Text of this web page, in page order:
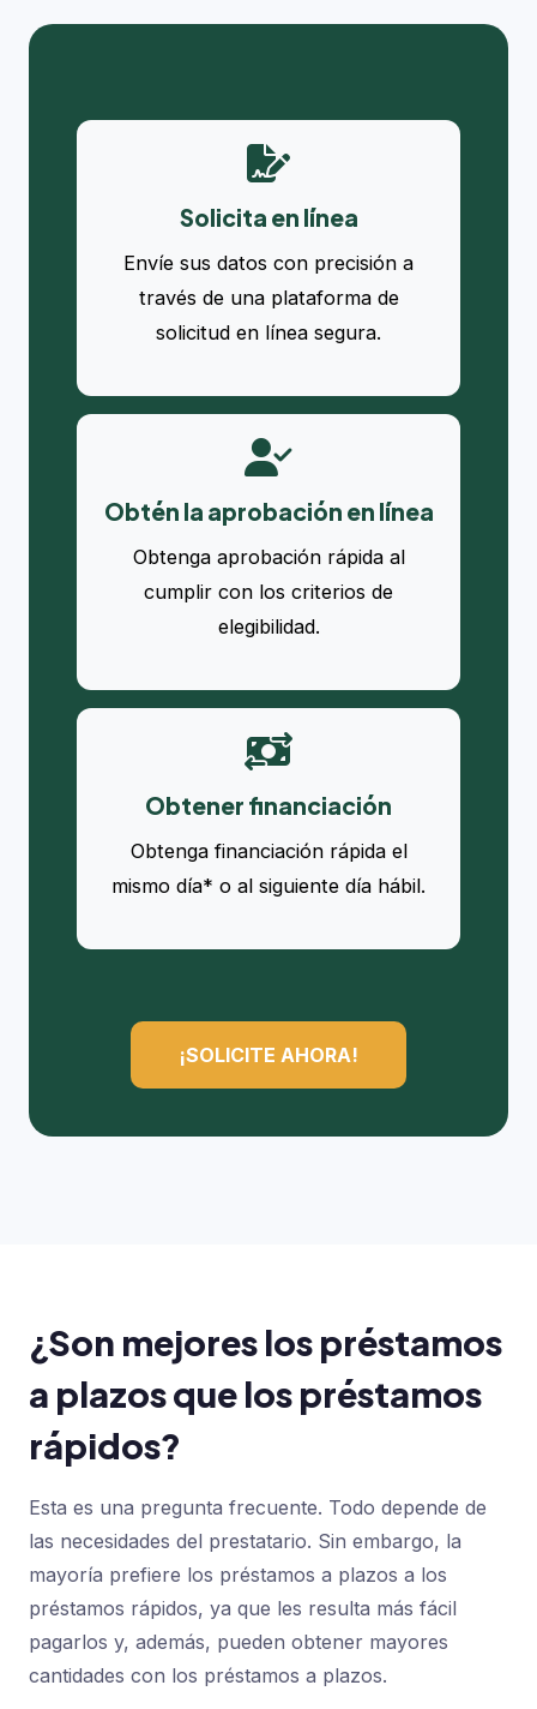
Solicita en línea
Envíe sus datos con precisión a
través de una plataforma de
solicitud en línea segura.
Obtén la aprobación en línea
Obtenga aprobación rápida al
cumplir con los criterios de
elegibilidad.
Obtener financiación
Obtenga financiación rápida el
mismo día* o al siguiente día hábil.
¡SOLICITE AHORA!
¿Son mejores los préstamos
a plazos que los préstamos
rápidos?
Esta es una pregunta frecuente. Todo depende de
las necesidades del prestatario. Sin embargo, la
mayoría prefiere los préstamos a plazos a los
préstamos rápidos, ya que les resulta más fácil
pagarlos y, además, pueden obtener mayores
cantidades con los préstamos a plazos.